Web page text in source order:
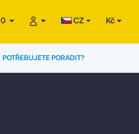
0 CZ Kč
POTŘEBUJETE PORADIT?